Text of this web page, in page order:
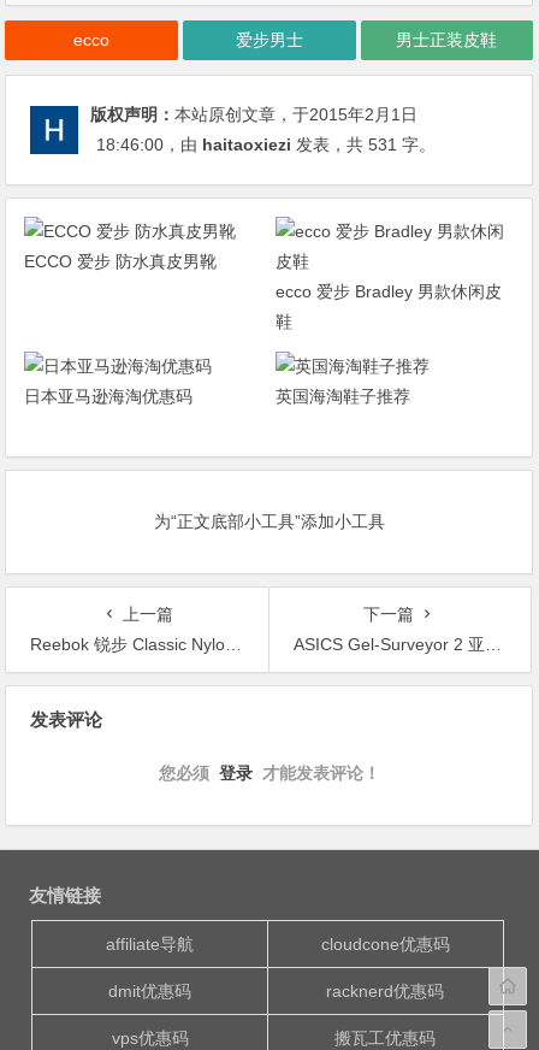
ecco 爱步男士 男士正装皮鞋
版权声明：本站原创文章，于2015年2月1日
18:46:00 ，由 haitaoxiezi 发表，共 531 字。
ECCO 爱步 防水真皮男靴
ecco 爱步 Bradley 男款休闲皮
鞋
日本亚马逊海淘优惠码 英国海淘鞋子推荐
为“正文底部小工具”添加小工具
上一篇
Reebok 锐步 Classic Nylon Slim Seasonal WW Classic 女款复古跑鞋
下一篇
ASICS Gel-Surveyor 2 亚瑟士女士次顶级稳定系跑鞋
发表评论
您必须 登录 才能发表评论！
友情链接
affiliate导航 cloudcone优惠码
dmit优惠码 racknerd优惠码
vps优惠码 搬瓦工优惠码